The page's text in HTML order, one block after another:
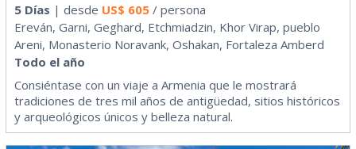
5 Días | desde US$ 605 / persona
Ereván, Garni, Geghard, Etchmiadzin, Khor Virap, pueblo
Areni, Monasterio Noravank, Oshakan, Fortaleza Amberd
Todo el año
Consiéntase con un viaje a Armenia que le mostrará
tradiciones de tres mil años de antigüedad, sitios históricos
y arqueológicos únicos y belleza natural.